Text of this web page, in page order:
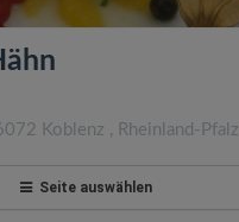
Koblenz , Rheinland-Pfalz
Seite auswählen